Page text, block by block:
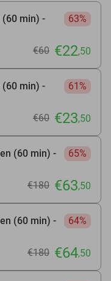
min) -
63%
€60 €22,50
min) -
61%
€60 €23,50
(60 min) -
65%
€180 €63,50
(60 min) -
64%
€180 €64,50